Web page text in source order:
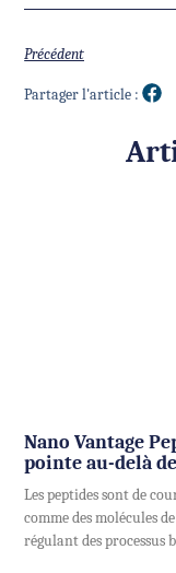
Précédent
Partager l'article :
Nano Vantage
pointe au-delà
Les peptides sont de
comme des molécules
régulant des processus